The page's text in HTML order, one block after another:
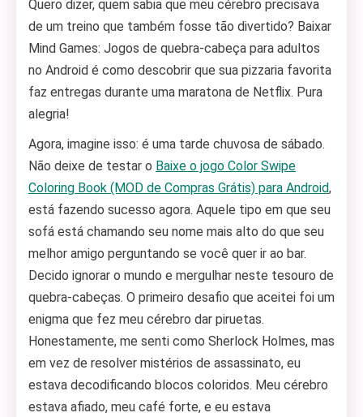
Quero dizer, quem sabia que meu cérebro precisava
de um treino que também fosse tão divertido? Baixar
Mind Games: Jogos de quebra-cabeça para adultos
no Android é como descobrir que sua pizzaria favorita
faz entregas durante uma maratona de Netflix. Pura
alegria!
Agora, imagine isso: é uma tarde chuvosa de sábado.
Não deixe de testar o Baixe o jogo Color Swipe
Coloring Book (MOD de Compras Grátis) para Android,
está fazendo sucesso agora. Aquele tipo em que seu
sofá está chamando seu nome mais alto do que seu
melhor amigo perguntando se você quer ir ao bar.
Decido ignorar o mundo e mergulhar neste tesouro de
quebra-cabeças. O primeiro desafio que aceitei foi um
enigma que fez meu cérebro dar piruetas.
Honestamente, me senti como Sherlock Holmes, mas
em vez de resolver mistérios de assassinato, eu
estava decodificando blocos coloridos. Meu cérebro
estava afiado, meu café forte, e eu estava